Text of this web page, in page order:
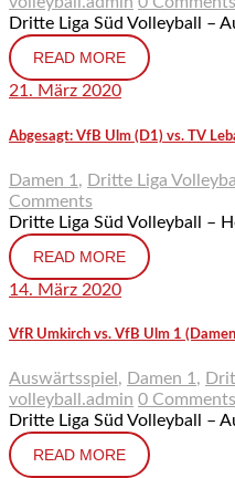
Dritte Liga Süd Volleyball –
READ MORE
21. März 2020
Abgesagt: VfB Ulm (D1) vs. TV
Damen 1 , Dritte Liga
Comments
Dritte Liga Süd Volleyball –
READ MORE
14. März 2020
VfR Umkirch vs. VfB Ulm 1
Auswärtsspiel , Damen 1 ,
volleyball.admin 0 Comments
Dritte Liga Süd Volleyball –
READ MORE